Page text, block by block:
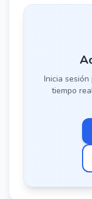
Inicia
tiempo